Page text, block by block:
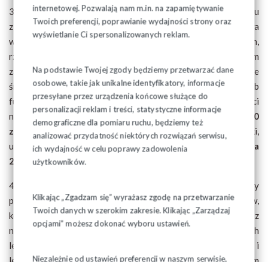
internetowej. Pozwalają nam m.in. na zapamiętywanie
Twoich preferencji, poprawianie wydajności strony oraz
wyświetlanie Ci spersonalizowanych reklam.
Na podstawie Twojej zgody będziemy przetwarzać dane
osobowe, takie jak unikalne identyfikatory, informacje
przesyłane przez urządzenia końcowe służące do
personalizacji reklam i treści, statystyczne informacje
demograficzne dla pomiaru ruchu, będziemy też
analizować przydatność niektórych rozwiązań serwisu,
ich wydajność w celu poprawy zadowolenia
użytkowników.
Klikając „Zgadzam się” wyrażasz zgodę na przetwarzanie
Twoich danych w szerokim zakresie. Klikając „Zarządzaj
opcjami” możesz dokonać wyboru ustawień.
Niezależnie od ustawień preferencji w naszym serwisie,
3) wartość otrzymanych przez pracownika w związku
z finansowaniem działalności socjalnej, o której mowa
w przepisach o zakładowym funduszu świadczeń socjalnych,
rzeczowych świadczeń oraz otrzymanych przez niego w tym
zakresie świadczeń pieniężnych, sfinansowanych w całości ze
środków zakładowego funduszu świadczeń socjalnych lub
funduszy związków zawodowych, łącznie do wysokości
nieprzekraczającej w roku podatkowym kwoty
1.000
zł;
rzeczowymi świadczeniami nie są bony, talony i inne znaki,
uprawniające do ich wymiany na towary lub usługi -
do końca
2023 r. jest 2000 zł,
4) dopłaty do: wypoczynku zorganizowanego przez podmioty
prowadzące działalność w tym zakresie, w formie wczasów,
kolonii, obozów i zimowisk, w tym również połączonego z
nauką, pobytu na leczeniu sanatoryjnym, w placówkach
leczniczo-sanatoryjnych, rehabilitacyjno-szkoleniowych i